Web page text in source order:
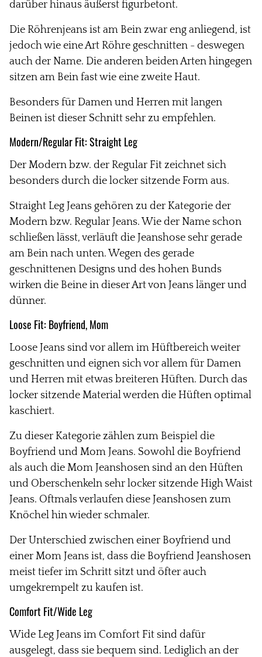
darüber hinaus äußerst figurbetont.
Die Röhrenjeans ist am Bein zwar eng anliegend, ist
jedoch wie eine Art Röhre geschnitten - deswegen
auch der Name. Die anderen beiden Arten hingegen
sitzen am Bein fast wie eine zweite Haut.
Besonders für Damen und Herren mit langen
Beinen ist dieser Schnitt sehr zu empfehlen.
Modern/Regular Fit:Straight Leg
Der Modern bzw. der Regular Fit zeichnet sich
besonders durch die locker sitzende Form aus.
Straight Leg Jeans gehören zu der Kategorie der
Modern bzw. Regular Jeans. Wie der Name schon
schließen lässt, verläuft die Jeanshose sehr gerade
am Bein nach unten. Wegen des gerade
geschnittenen Designs und des hohen Bunds
wirken die Beine in dieser Art von Jeans länger und
dünner.
Loose Fit: Boyfriend, Mom
Loose Jeans sind vor allem im Hüftbereich weiter
geschnitten und eignen sich vor allem für Damen
und Herren mit etwas breiteren Hüften. Durch das
locker sitzende Material werden die Hüften optimal
kaschiert.
Zu dieser Kategorie zählen zum Beispiel die
Boyfriend und Mom Jeans. Sowohl die Boyfriend
als auch die Mom Jeanshosen sind an den Hüften
und Oberschenkeln sehr locker sitzende High Waist
Jeans. Oftmals verlaufen diese Jeanshosen zum
Knöchel hin wieder schmaler.
Der Unterschied zwischen einer Boyfriend und
einer Mom Jeans ist, dass die Boyfriend Jeanshosen
meist tiefer im Schritt sitzt und öfter auch
umgekrempelt zu kaufen ist.
Comfort Fit/Wide Leg
Wide Leg Jeans im Comfort Fit sind dafür
ausgelegt, dass sie bequem sind. Lediglich an der